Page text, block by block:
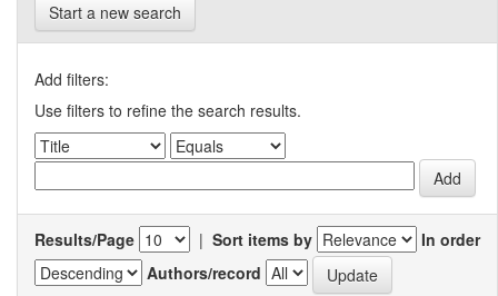
Start a new search
Add filters:
Use filters to refine the search results.
Results/Page | Sort items by
In order
Authors/record